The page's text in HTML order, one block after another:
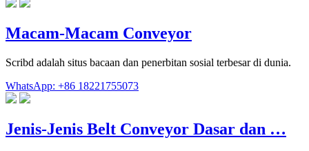
Macam-Macam Conveyor
Scribd adalah situs bacaan dan penerbitan sosial terbesar di dunia.
WhatsApp: +86 18221755073
Jenis-Jenis Belt Conveyor Dasar dan …